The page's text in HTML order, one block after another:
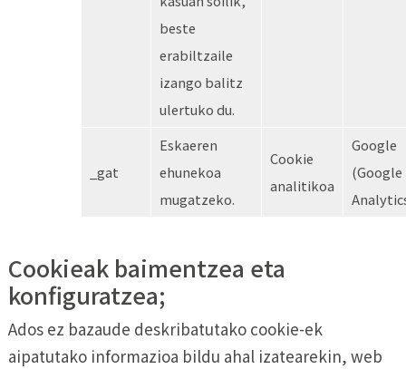
beste
erabiltzaile
izango balitz
ulertuko du.
_gat
Eskaeren
ehunekoa
mugatzeko.
Cookie
analitikoa
Google
(Google
Cookieak baimentzea eta
konfiguratzea;
Ados ez bazaude deskribatutako cookie-ek
aipatutako informazioa bildu ahal izatearekin, web